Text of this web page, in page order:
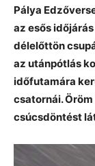
Pálya
az esős
délelőttön
az utánpótlás
időfutamára
csatornái.
csúcsdöntést